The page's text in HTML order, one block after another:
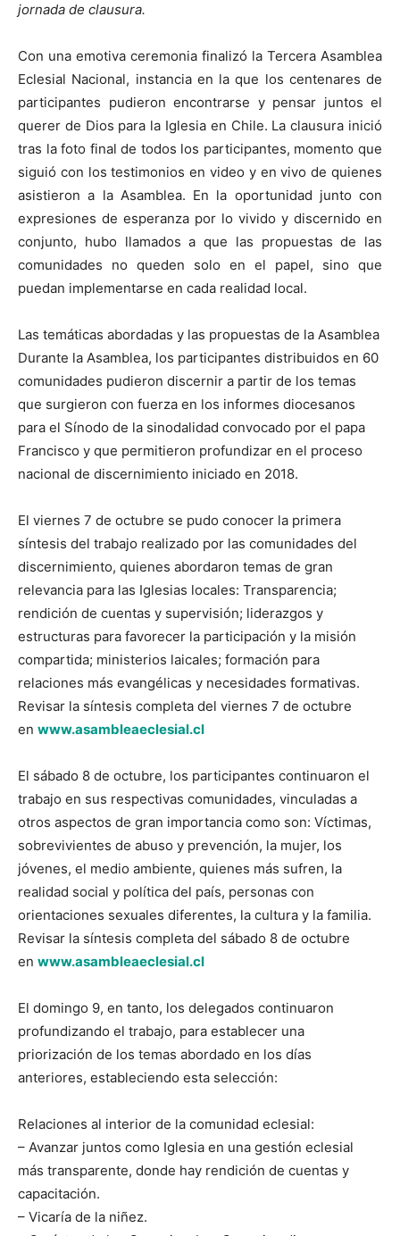
jornada de clausura.
Con una emotiva ceremonia finalizó la Tercera Asamblea
Eclesial Nacional, instancia en la que los centenares de
participantes pudieron encontrarse y pensar juntos el
querer de Dios para la Iglesia en Chile. La clausura inició
tras la foto final de todos los participantes, momento que
siguió con los testimonios en video y en vivo de quienes
asistieron a la Asamblea. En la oportunidad junto con
expresiones de esperanza por lo vivido y discernido en
conjunto, hubo llamados a que las propuestas de las
comunidades no queden solo en el papel, sino que
puedan implementarse en cada realidad local.
Las temáticas abordadas y las propuestas de la Asamblea
Durante la Asamblea, los participantes distribuidos en 60
comunidades pudieron discernir a partir de los temas
que surgieron con fuerza en los informes diocesanos
para el Sínodo de la sinodalidad convocado por el papa
Francisco y que permitieron profundizar en el proceso
nacional de discernimiento iniciado en 2018.
El viernes 7 de octubre se pudo conocer la primera
síntesis del trabajo realizado por las comunidades del
discernimiento, quienes abordaron temas de gran
relevancia para las Iglesias locales: Transparencia;
rendición de cuentas y supervisión; liderazgos y
estructuras para favorecer la participación y la misión
compartida; ministerios laicales; formación para
relaciones más evangélicas y necesidades formativas.
Revisar la síntesis completa del viernes 7 de octubre
en www.asambleaeclesial.cl
El sábado 8 de octubre, los participantes continuaron el
trabajo en sus respectivas comunidades, vinculadas a
otros aspectos de gran importancia como son: Víctimas,
sobrevivientes de abuso y prevención, la mujer, los
jóvenes, el medio ambiente, quienes más sufren, la
realidad social y política del país, personas con
orientaciones sexuales diferentes, la cultura y la familia.
Revisar la síntesis completa del sábado 8 de octubre
en www.asambleaeclesial.cl
El domingo 9, en tanto, los delegados continuaron
profundizando el trabajo, para establecer una
priorización de los temas abordado en los días
anteriores, estableciendo esta selección:
Relaciones al interior de la comunidad eclesial:
– Avanzar juntos como Iglesia en una gestión eclesial
más transparente, donde hay rendición de cuentas y
capacitación.
– Vicaría de la niñez.